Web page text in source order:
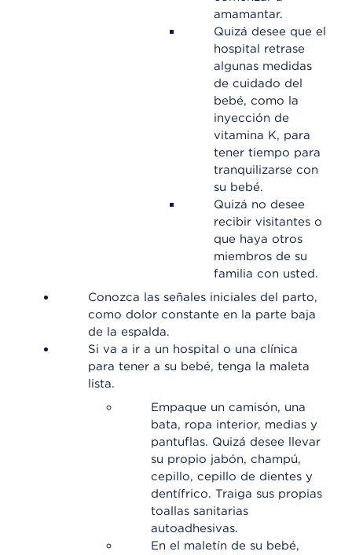
amamantar.
Quizá desee que el
hospital retrase
algunas medidas
de cuidado del
bebé, como la
inyección de
vitamina K, para
tener tiempo para
tranquilizarse con
su bebé.
Quizá no desee
recibir visitantes o
que haya otros
miembros de su
familia con usted.
Conozca las señales iniciales del parto,
como dolor constante en la parte baja
de la espalda.
Si va a ir a un hospital o una clínica
para tener a su bebé, tenga la maleta
lista.
Empaque un camisón, una
bata, ropa interior, medias y
pantuflas. Quizá desee llevar
su propio jabón, champú,
cepillo, cepillo de dientes y
dentífrico. Traiga sus propias
toallas sanitarias
autoadhesivas.
En el maletín de su bebé,